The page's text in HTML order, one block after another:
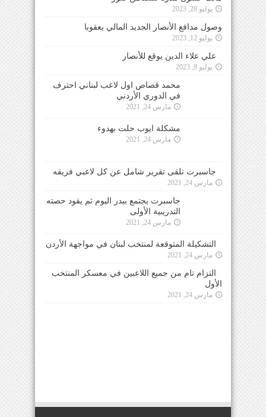
يوليو 28, 2023
وصول مدافع الأنصار الجديد المالي يعقوبا
يوليو 12, 2023
علي علاء الدين يوقع للأنصار
يوليو 8, 2023
محمد قصاص اول لاعب لبناني احترف في الدوري
جاسبرت يجتمع ببدر اليوم ثم يقود حصته
مارس 24, 2021
التشكيلة المتوقعة لمنتخب لبنان في مواجهة الأردن
التزام تام من جميع اللاعبين في معسكر المنتخب
مارس 24, 2021
للتواصل معنا عبر الهاتف 0096170950660 او عبر